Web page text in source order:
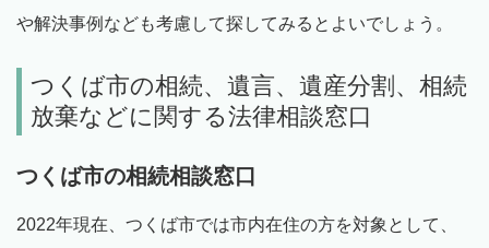
や解決事例なども考慮して探してみるとよいでしょう。
つくば市の相続、遺言、遺産分割、相続
放棄などに関する法律相談窓口
つくば市の相続相談窓口
2022年現在、つくば市では市内在住の方を対象として、